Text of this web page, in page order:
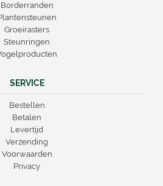
Borderranden
Groeirasters
Steunringen
SERVICE
Bestellen
Betalen
Levertijd
Verzending
Voorwaarden
Privacy